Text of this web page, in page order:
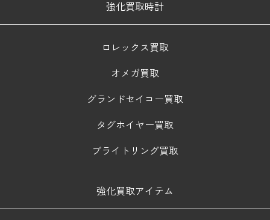
強化買取時計
ロレックス買取
オメガ買取
グランドセイコー買取
タグホイヤー買取
ブライトリング買取
強化買取アイテム